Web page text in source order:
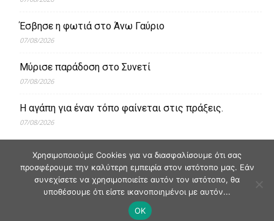
Έσβησε η φωτιά στο Άνω Γαύριο
07/08/2026
Μύρισε παράδοση στο Συνετί
07/08/2026
Η αγάπη για έναν τόπο φαίνεται στις πράξεις.
07/08/2026
© Andriaki Press 2025
Χρησιμοποιούμε Cookies για να διασφαλίσουμε ότι σας
προσφέρουμε την καλύτερη εμπειρία στον ιστότοπο μας. Εάν
συνεχίσετε να χρησιμοποιείτε αυτόν τον ιστότοπο, θα
υποθέσουμε ότι είστε ικανοποιημένοι με αυτόν...
OK